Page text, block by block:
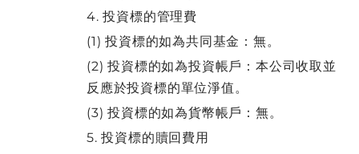
4. 投資標的管理費
(1) 投資標的如為共同基金：無。
(2) 投資標的如為投資帳戶：本公司收取並
反應於投資標的單位淨值。
(3) 投資標的如為貨幣帳戶：無。
5. 投資標的贖回費用